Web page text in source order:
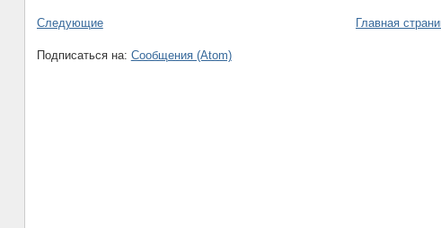
Следующие Главная
Подписаться на: Сообщения (Atom)